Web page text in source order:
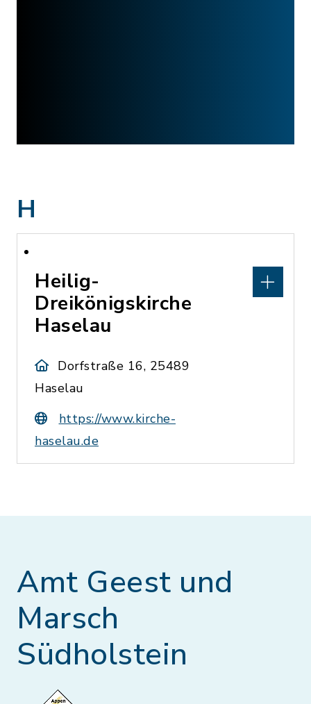
H
Heilig-
Dreikönigskirche
Haselau
Dorfstraße 16, 25489
Haselau
https://www.kirche-
haselau.de
Amt Geest und
Marsch
Südholstein